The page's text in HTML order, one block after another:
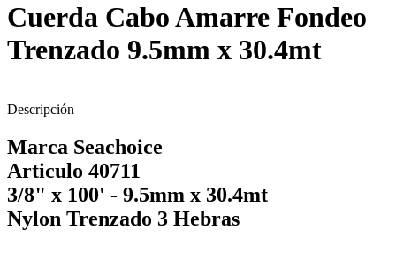
Cuerda Cabo Amarre Fondeo
Trenzado 9.5mm x 30.4mt
Descripción
Marca Seachoice
Articulo 40711
3/8" x 100' - 9.5mm x 30.4mt
Nylon Trenzado 3 Hebras